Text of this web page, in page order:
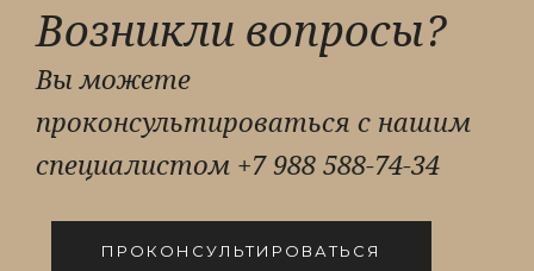
Возникли вопросы?
Вы можете
проконсультироваться с нашим
специалистом +7 988 588-74-34
ПРОКОНСУЛЬТИРОВАТЬСЯ